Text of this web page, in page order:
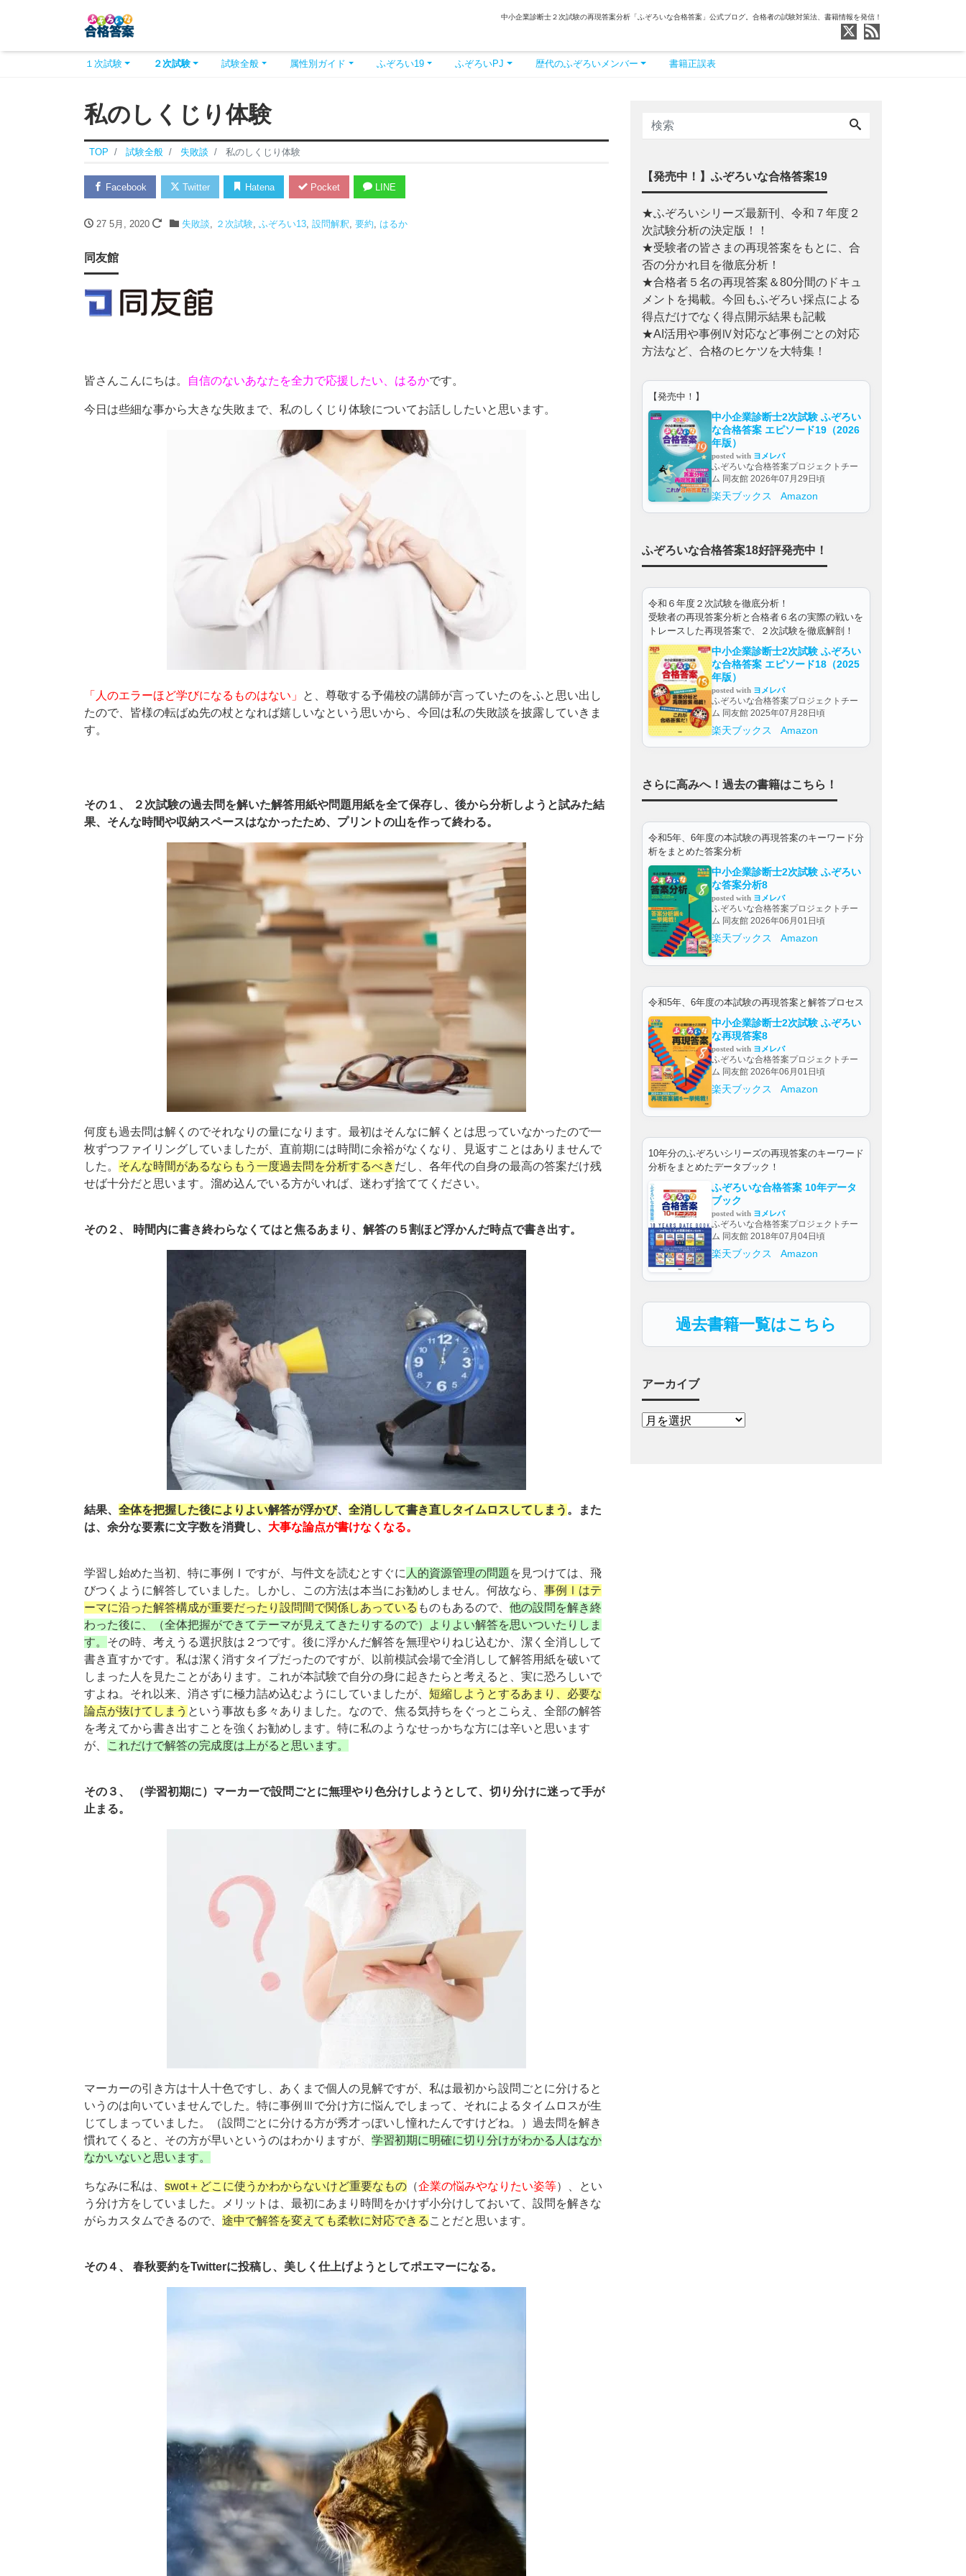
中小企業診断士２次試験の再現答案分析「ふぞろいな合格答案」公式ブログ。合格者の試験対策法、書籍情報を発信！
１次試験 ２次試験 試験全般 属性別ガイド ふぞろい19 ふぞろいPJ 歴代のふぞろいメンバー 書籍正誤表
私のしくじり体験
TOP 試験全般 失敗談 私のしくじり体験
Facebook Twitter Hatena Pocket LINE
27 5月, 2020 失敗談 ２次試験, ふぞろい13, 設問解釈 要約 はるか
同友館
皆さんこんにちは。 自信のないあなたを全力で応援したい、はるかです。
今日は些細な事から大きな失敗まで、私のしくじり体験についてお話ししたいと思います。
「人のエラーほど学びになるものはない」
と、尊敬する予備校の講師が言っていたのをふと思い出し
たので、皆様の転ばぬ先の杖となれば嬉しいなという思いから、今回は私の失敗談を披露していきま
す。
その１、 ２次試験の過去問を解いた解答用紙や問題用紙を全て保存し、後から分析しようと試みた結
果、そんな時間や収納スペースはなかったため、プリントの山を作って終わる。
何度も過去問は解くのでそれなりの量になります。最初はそんなに解くとは思っていなかったので一
枚ずつファイリングしていましたが、直前期には時間に余裕がなくなり、見返すことはありませんで
した。 そんな時間があるならもう一度過去問を分析するべき だし、各年代の自身の最高の答案だけ残
せば十分だと思います。溜め込んでいる方がいれば、迷わず捨ててください。
その２、 時間内に書き終わらなくてはと焦るあまり、解答の５割ほど浮かんだ時点で書き出す。
結果、 全体を把握した後によりよい解答が浮かび、 全消しして書き直しタイムロスしてしまう 。また
は、余分な要素に文字数を消費し、 大事な論点が書けなくなる。
学習し始めた当初、特に事例Ⅰですが、与件文を読むとすぐに 人的資源管理の問題 を見つけては、飛
びつくように解答していました。しかし、この方法は本当にお勧めしません。何故なら、 事例Ⅰはテ
ーマに沿った解答構成が重要だったり設問間で関係しあっている ものもあるので、 他の設問を解き終
わった後に、（全体把握ができてテーマが見えてきたりするので）よりよい解答を思いついたりしま
す。 その時、考えうる選択肢は２つです。後に浮かんだ解答を無理やりねじ込むか、潔く全消しして
書き直すかです。私は潔く消すタイプだったのですが、以前模試会場で全消しして解答用紙を破いて
しまった人を見たことがあります。これが本試験で自分の身に起きたらと考えると、実に恐ろしいで
すよね。それ以来、消さずに極力詰め込むようにしていましたが、 短縮しようとするあまり、必要な
論点が抜けてしまう という事故も多々ありました。なので、焦る気持ちをぐっとこらえ、全部の解答
を考えてから書き出すことを強くお勧めします。特に私のようなせっかちな方には辛いと思います
が、
これだけで解答の完成度は上がると思います。
その３、 （学習初期に）マーカーで設問ごとに無理やり色分けしようとして、切り分けに迷って手が
止まる。
マーカーの引き方は十人十色ですし、あくまで個人の見解ですが、私は最初から設問ごとに分けると
いうのは向いていませんでした。特に事例Ⅲで分け方に悩んでしまって、それによるタイムロスが生
じてしまっていました。（設問ごとに分ける方が秀才っぽいし憧れたんですけどね。）過去問を解き
慣れてくると、その方が早いというのはわかりますが、 学習初期に明確に切り分けがわかる人はなか
なかいないと思います。
ちなみに私は、 swot＋どこに使うかわからないけど重要なもの （企業の悩みやなりたい姿等）、とい
う分け方をしていました。メリットは、最初にあまり時間をかけず小分けしておいて、設問を解きな
がらカスタムできるので、 途中で解答を変えても柔軟に対応できる ことだと思います。
その４、 春秋要約をTwitterに投稿し、美しく仕上げようとしてポエマーになる。
【発売中！】ふぞろいな合格答案19
★ふぞろいシリーズ最新刊、令和７年度２
次試験分析の決定版！！
★受験者の皆さまの再現答案をもとに、合
否の分かれ目を徹底分析！
★合格者５名の再現答案＆80分間のドキュ
メントを掲載。今回もふぞろい採点による
得点だけでなく得点開示結果も記載
★AI活用や事例Ⅳ対応など事例ごとの対応
方法など、合格のヒケツを大特集！
【発売中！】
中小企業診断士2次試験 ふぞろい
な合格答案 エピソード19（2026
年版）
posted with ヨメレバ
ふぞろいな合格答案プロジェクトチー
ム 同友館 2026年07月29日頃
楽天ブックス Amazon
ふぞろいな合格答案18好評発売中！
令和６年度２次試験を徹底分析！
受験者の再現答案分析と合格者６名の実際の戦いを
トレースした再現答案で、２次試験を徹底解剖！
中小企業診断士2次試験 ふぞろい
な合格答案 エピソード18（2025
年版）
posted with ヨメレバ
ふぞろいな合格答案プロジェクトチー
ム 同友館 2025年07月28日頃
楽天ブックス Amazon
さらに高みへ！過去の書籍はこちら！
令和5年、6年度の本試験の再現答案のキーワード分
析をまとめた答案分析
中小企業診断士2次試験 ふぞろい
な答案分析8
posted with ヨメレバ
ふぞろいな合格答案プロジェクトチー
ム 同友館 2026年06月01日頃
楽天ブックス Amazon
令和5年、6年度の本試験の再現答案と解答プロセス
中小企業診断士2次試験 ふぞろい
な再現答案8
posted with ヨメレバ
ふぞろいな合格答案プロジェクトチー
ム 同友館 2026年06月01日頃
楽天ブックス Amazon
10年分のふぞろいシリーズの再現答案のキーワード
分析をまとめたデータブック！
ふぞろいな合格答案 10年データ
ブック
posted with ヨメレバ
ふぞろいな合格答案プロジェクトチー
ム 同友館 2018年07月04日頃
楽天ブックス Amazon
過去書籍一覧はこちら
アーカイブ